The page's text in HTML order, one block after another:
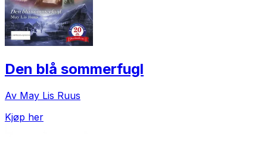
Den blå sommerfugl
Av May Lis Ruus
Kjøp her